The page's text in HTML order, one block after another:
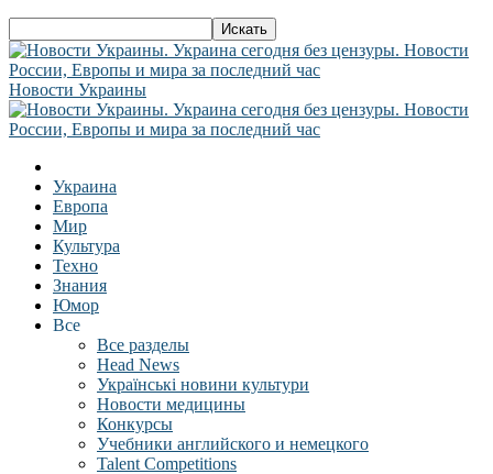
Новости Украины
Украина
Европа
Мир
Культура
Техно
Знания
Юмор
Все
Все разделы
Head News
Українські новини культури
Новости медицины
Конкурсы
Учебники английского и немецкого
Talent Competitions